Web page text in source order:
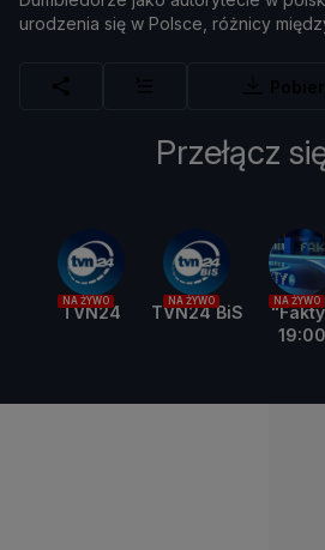
urodzenia się w Polsce, różnicy mię
Przełącz
NA ŻYWO
TVN24
NA ŻYWO
TVN24 BiS
NA ŻYWO
19:00